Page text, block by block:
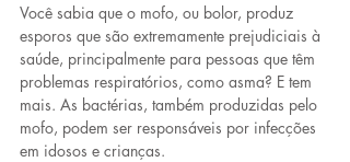
Você sabia que o mofo, ou bolor, produz
esporos que são extremamente prejudiciais à
saúde, principalmente para pessoas que têm
problemas respiratórios, como asma? E tem
mais. As bactérias, também produzidas pelo
mofo, podem ser responsáveis por infecções
em idosos e crianças.